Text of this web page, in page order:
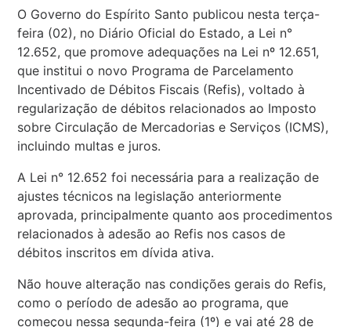
O Governo do Espírito Santo publicou nesta terça-
feira (02), no Diário Oficial do Estado, a Lei n°
12.652, que promove adequações na Lei nº 12.651,
que institui o novo Programa de Parcelamento
Incentivado de Débitos Fiscais (Refis), voltado à
regularização de débitos relacionados ao Imposto
sobre Circulação de Mercadorias e Serviços (ICMS),
incluindo multas e juros.
A Lei n° 12.652 foi necessária para a realização de
ajustes técnicos na legislação anteriormente
aprovada, principalmente quanto aos procedimentos
relacionados à adesão ao Refis nos casos de
débitos inscritos em dívida ativa.
Não houve alteração nas condições gerais do Refis,
como o período de adesão ao programa, que
começou nessa segunda-feira (1º) e vai até 28 de